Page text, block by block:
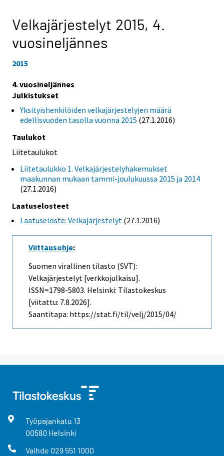
Velkajärjestelyt 2015, 4.
vuosineljännes
2015
4. vuosineljännes
Julkistukset
Yksityishenkilöiden velkajärjestelyjen määrä
edellisvuoden tasolla vuonna 2015 (27.1.2016)
Taulukot
Liitetaulukot
Liitetaulukko 1. Velkajärjestelyhakemukset
maakunnan mukaan tammi-joulukuussa 2015 ja 2014
(27.1.2016)
Laatuselosteet
Laatuseloste: Velkajärjestelyt (27.1.2016)
Viittausohje:
Suomen virallinen tilasto (SVT):
Velkajärjestelyt [verkkojulkaisu].
ISSN=1798-5803. Helsinki: Tilastokeskus
[viitattu: 7.8.2026].
Saantitapa: https://stat.fi/til/velj/2015/04/
Työpajankatu 13
00580 Helsinki
Vaihde 029 551 1000